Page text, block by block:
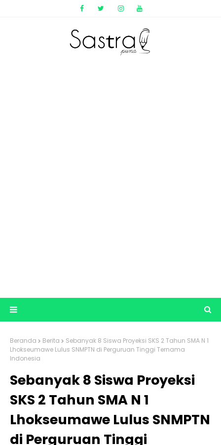
Beranda Berita
Sebanyak 8 Siswa Proyeksi SKS 2 Tahun SMA N 1
Lhokseumawe Lulus SNMPTN di Perguruan Tinggi Ternama
Indonesia
Sebanyak 8 Siswa Proyeksi
SKS 2 Tahun SMA N 1
Lhokseumawe Lulus SNMPTN
di Perguruan Tinggi